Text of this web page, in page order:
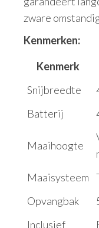
zware
Kenmerken:
Kenmerk
Snijbreedte
Batterij
Maaihoogte
Maaisysteem
Opvangbak
Inclusief